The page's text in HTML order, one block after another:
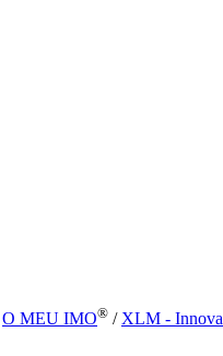
O MEU IMO® / XLM -